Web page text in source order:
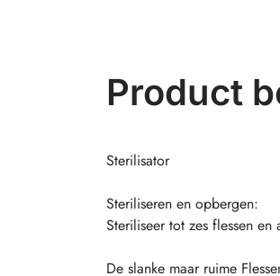
Product
Sterilisator
Steriliseren en opbergen:
Steriliseer tot zes flessen
De slanke maar ruime